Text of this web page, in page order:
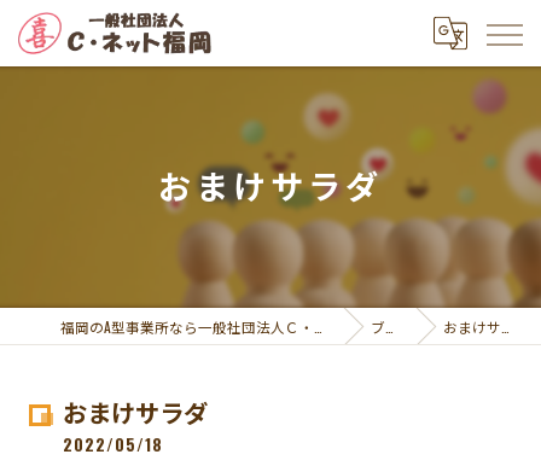
おまけサラダ
ブログ おまけサラダ
おまけサラダ
2022/05/18